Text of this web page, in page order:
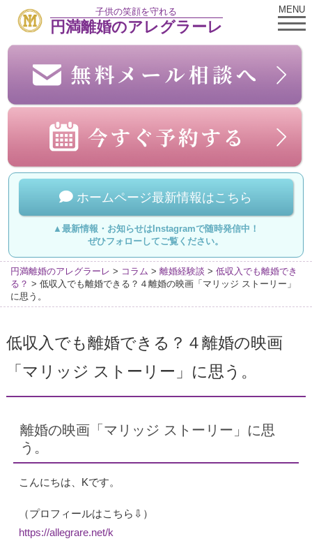
子供の笑顔を守れる
円満離婚のアレグラーレ
MENU
ホームページ最新情報はこちら
▲最新情報・お知らせはInstagramで随時発信中！
ぜひフォローしてご覧ください。
円満離婚のアレグラーレ > コラム > 離婚経験談 > 低収入でも離婚でき
る？ > 低収入でも離婚できる？４離婚の映画「マリッジ ストーリー」
に思う。
低収入でも離婚できる？４離婚の映画
「マリッジ ストーリー」に思う。
離婚の映画「マリッジ ストーリー」に思
う。
こんにちは、Kです。
（プロフィールはこちら⇩）
https://allegrare.net/k